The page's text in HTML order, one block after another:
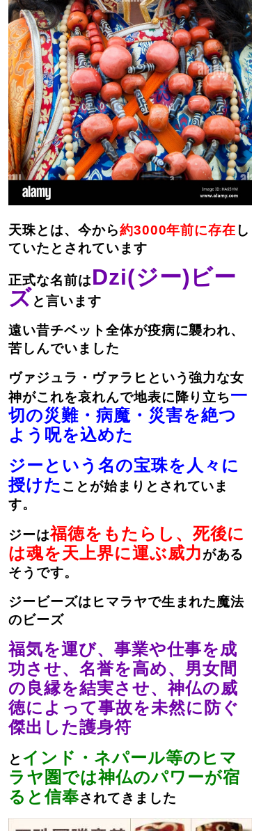
天珠とは、今から約3000年前に存在 し
ていたとされています
正式な名前はDzi(ジー)ビー
ズと言います
遠い昔チベット全体が疫病に襲われ、
苦しんでいました
ヴァジュラ・ヴァラヒという強力な女
神がこれを哀れんで地表に降り立ち一
切の災難・病魔・災害を絶つ
よう呪を込めた
ジーという名の宝珠を人々に
授けた ことが始まりとされていま
す。
ジーは福徳をもたらし、死後に
は魂を天上界に運ぶ威力がある
そうです。
ジービーズはヒマラヤで生まれた魔法
のビーズ
福気を運び、事業や仕事を成
功させ、名誉を高め、男女間
の良縁を結実させ、神仏の威
徳によって事故を未然に防ぐ
傑出した護身符
と インド・ネパール等のヒマ
ラヤ圏では神仏のパワーが宿
ると信奉されてきました